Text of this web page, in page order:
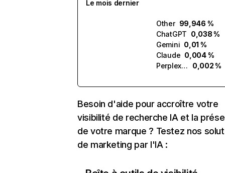
Le mois dernier
Other 99,946 %
ChatGPT 0,038 %
Gemini 0,01 %
Claude 0,004 %
Perplexity
0,002 %
Besoin d'aide pour accroître votre
visibilité de recherche IA et la
de votre marque ? Testez nos
de marketing par l'IA :